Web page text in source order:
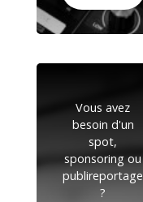
Vous avez
besoin d'un
spot,
sponsoring ou
publireportage
?